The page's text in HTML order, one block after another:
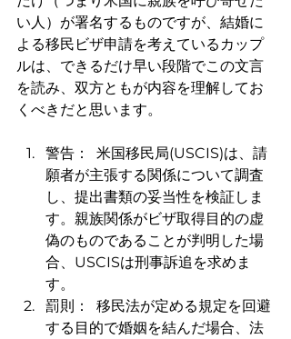
い人）が署名するものですが、結婚に
よる移民ビザ申請を考えているカップ
ルは、できるだけ早い段階でこの文言
を読み、双方ともが内容を理解してお
くべきだと思います。
警告：  米国移民局(USCIS)は、請
願者が主張する関係について調査
し、提出書類の妥当性を検証しま
す。親族関係がビザ取得目的の虚
偽のものであることが判明した場
合、USCISは刑事訴追を求めま
す。
罰則：  移民法が定める規定を回避
する目的で婚姻を結んだ場合、法